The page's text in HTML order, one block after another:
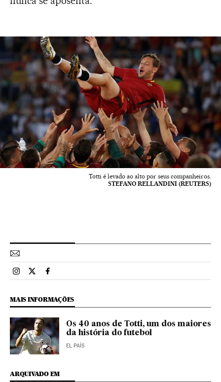
Totti é levado ao alto por seus companheiros.
STEFANO RELLANDINI (REUTERS)
Esportes El País Brasil en Instagram
Esportes El País Brasil en Twitter
Esportes El País Brasil en Facebook
MAIS INFORMAÇÕES
Os 40 anos de Totti, um dos maiores
da história do futebol
EL PAÍS
ARQUIVADO EM